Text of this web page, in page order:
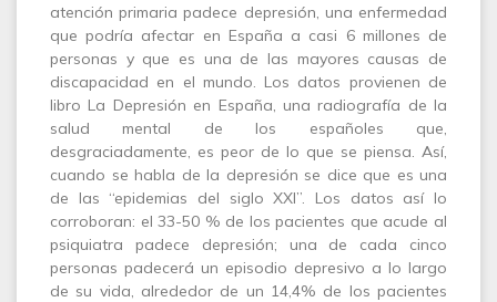
atención primaria padece depresión, una enfermedad
que podría afectar en España a casi 6 millones de
personas y que es una de las mayores causas de
discapacidad en el mundo. Los datos provienen de
libro La Depresión en España, una radiografía de la
salud mental de los españoles que,
desgraciadamente, es peor de lo que se piensa. Así,
cuando se habla de la depresión se dice que es una
de las “epidemias del siglo XXI”. Los datos así lo
corroboran: el 33-50 % de los pacientes que acude al
psiquiatra padece depresión; una de cada cinco
personas padecerá un episodio depresivo a lo largo
de su vida, alrededor de un 14,4% de los pacientes